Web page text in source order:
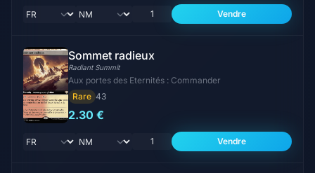
Vendre
Sommet radieux
Radiant Summit
Aux portes des Eternités : Commander
Rare 43
2.30 €
Vendre